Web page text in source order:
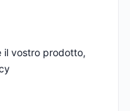
il vostro prodotto,